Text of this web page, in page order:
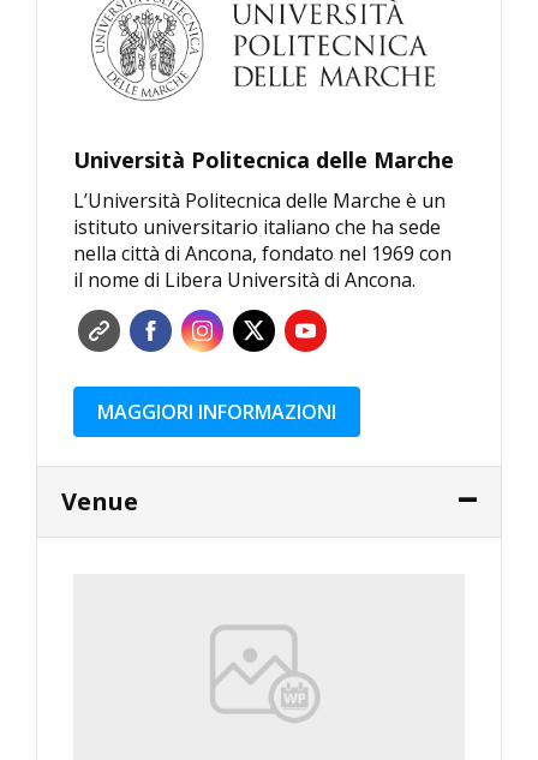
Università Politecnica delle Marche
L’Università Politecnica delle Marche è un
istituto universitario italiano che ha sede
nella città di Ancona, fondato nel 1969 con
il nome di Libera Università di Ancona.
MAGGIORI INFORMAZIONI
Venue